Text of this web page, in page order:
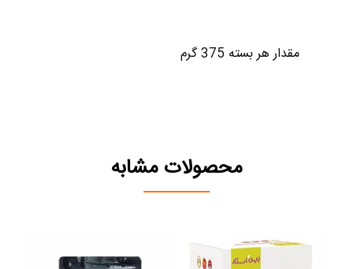
مقدار هر بسته 375 گرم
محصولات مشابه